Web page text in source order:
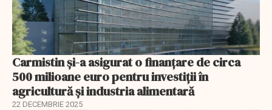
Carmistin și-a asigurat o finanțare de circa
500 milioane euro pentru investiții în
agricultură și industria alimentară
22 DECEMBRIE 2025